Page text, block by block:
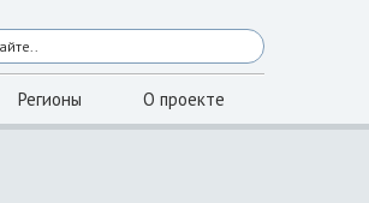
Регионы О проекте